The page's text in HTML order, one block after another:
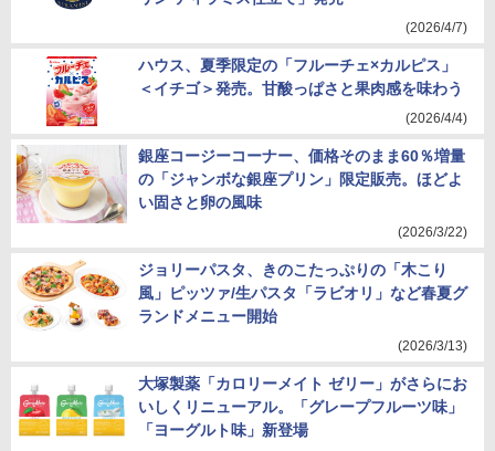
(2026/4/7)
ハウス、夏季限定の「フルーチェ×カルピス」
＜イチゴ＞発売。甘酸っぱさと果肉感を味わう
(2026/4/4)
銀座コージーコーナー、価格そのまま60％増量
の「ジャンボな銀座プリン」限定販売。ほどよ
い固さと卵の風味
(2026/3/22)
ジョリーパスタ、きのこたっぷりの「木こり
風」ピッツァ/生パスタ「ラビオリ」など春夏グ
ランドメニュー開始
(2026/3/13)
大塚製薬「カロリーメイト ゼリー」がさらにお
いしくリニューアル。「グレープフルーツ味」
「ヨーグルト味」新登場